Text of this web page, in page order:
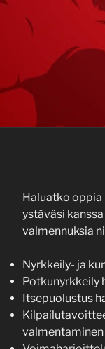
Haluatko oppia
ystäväsi
valmennuksia
Nyrkkeily- ja
Potkunyrkkeily
Itsepuolustus
valmentaminen